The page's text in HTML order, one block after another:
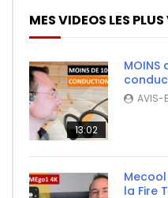
MES VIDEOS LES
13:02
AVIS-
la Fire